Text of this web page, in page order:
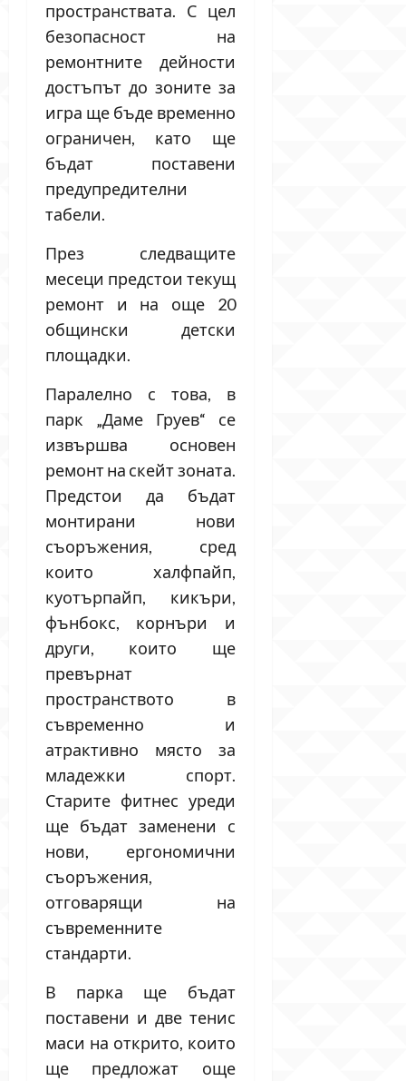
пространствата. С цел
безопасност на
ремонтните дейности
достъпът до зоните за
игра ще бъде временно
ограничен, като ще
бъдат поставени
предупредителни
табели.
През следващите
месеци предстои текущ
ремонт и на още 20
общински детски
площадки.
Паралелно с това, в
парк „Даме Груев“ се
извършва основен
ремонт на скейт зоната.
Предстои да бъдат
монтирани нови
съоръжения, сред
които халфпайп,
куотърпайп, кикъри,
фънбокс, корнъри и
други, които ще
превърнат
пространството в
съвременно и
атрактивно място за
младежки спорт.
Старите фитнес уреди
ще бъдат заменени с
нови, ергономични
съоръжения,
отговарящи на
съвременните
стандарти.
В парка ще бъдат
поставени и две тенис
маси на открито, които
ще предложат още